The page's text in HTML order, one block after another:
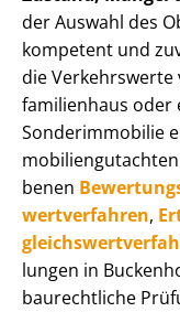
der Auswahl des
kompetent und
die
fa­mi­li­en­haus oder
Sonderimmobilie
be­nen
wert­ver­fah­ren,
lun­gen in
baurechtliche